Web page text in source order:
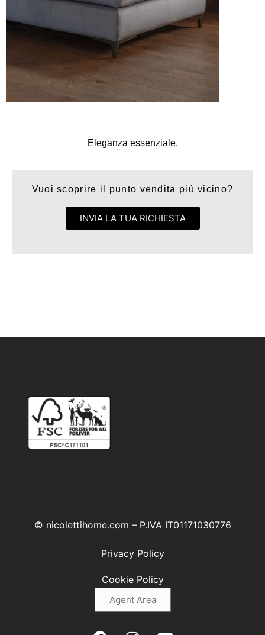
Eleganza essenziale.
Vuoi scoprire il punto vendita più vicino?
INVIA LA TUA RICHIESTA
© nicolettihome.com – P.IVA IT01171030776
Privacy Policy
Cookie Policy
Agent Area